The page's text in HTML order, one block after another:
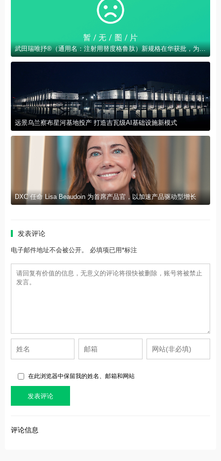
武田瑞唯抒®（通用名：注射用替度格鲁肽）新规格在华获批，为更低龄短肠综合征患儿带来治疗新选择
远景乌兰察布星河基地投产 打造吉瓦级AI基础设施新模式
DXC 任命 Lisa Beaudoin 为首席产品官，以加速产品驱动型增长
发表评论
电子邮件地址不会被公开。 必填项已用*标注
在此浏览器中保留我的姓名、邮箱和网站
评论信息